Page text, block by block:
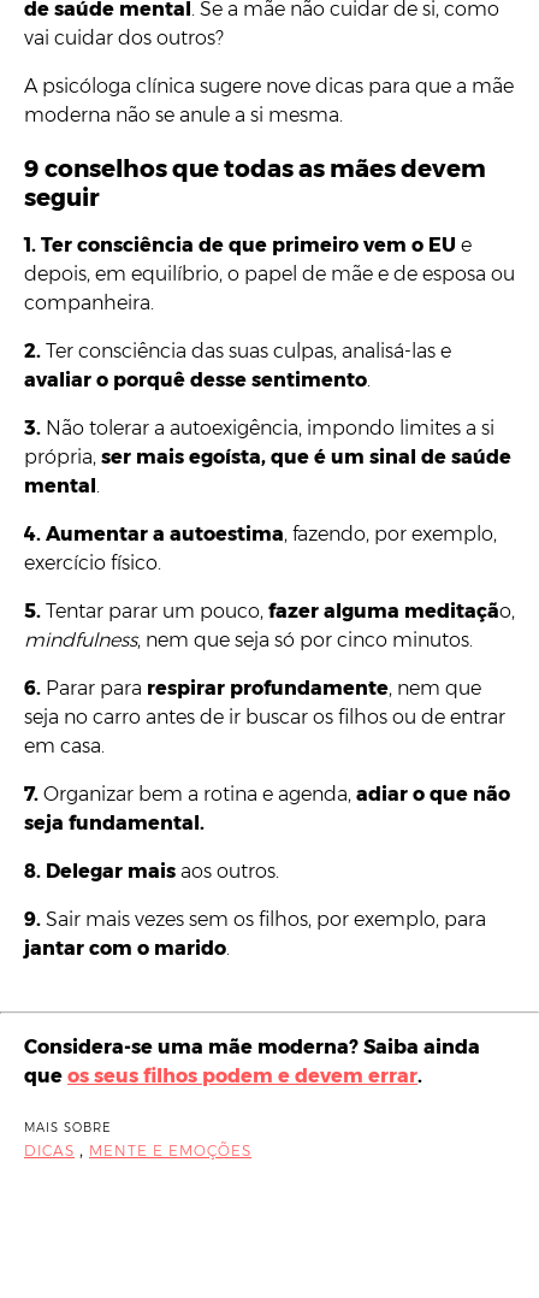
de saúde mental . Se a mãe não cuidar de si, como
vai cuidar dos outros?
A psicóloga clínica sugere nove dicas para que a mãe
moderna não se anule a si mesma.
9 conselhos que todas as mães devem
seguir
1. Ter consciência de que primeiro vem o EU e
depois, em equilíbrio, o papel de mãe e de esposa ou
companheira.
2. Ter consciência das suas culpas, analisá-las e
avaliar o porquê desse sentimento
3. Não tolerar a autoexigência, impondo limites a si
própria, ser mais egoísta, que é um sinal de saúde
mental
4. Aumentar a autoestima, fazendo, por exemplo,
exercício físico.
5. Tentar parar um pouco, fazer alguma meditação,
mindfulness, nem que seja só por cinco minutos.
6. Parar para respirar profundamente, nem que
seja no carro antes de ir buscar os filhos ou de entrar
em casa.
7. Organizar bem a rotina e agenda, adiar o que não
seja fundamental.
8. Delegar mais aos outros.
9. Sair mais vezes sem os filhos, por exemplo, para
jantar com o marido
Considera-se uma mãe moderna? Saiba ainda
que os seus filhos podem e devem errar.
MAIS SOBRE
DICAS , MENTE E EMOÇÕES